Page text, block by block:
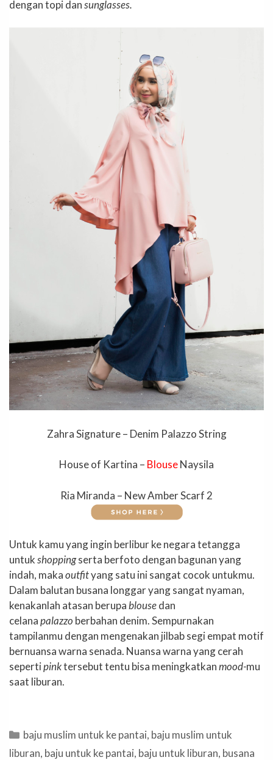
dengan topi dansunglasses.
Zahra Signature – Denim Palazzo String
House of Kartina – BlouseNaysila
Ria Miranda – New Amber Scarf 2
Untuk kamu yang ingin berlibur ke negara tetangga
untukshoppingserta berfoto dengan bagunan yang
indah, makaoutfityang satu ini sangat cocok untukmu.
Dalam balutan busana longgar yang sangat nyaman,
kenakanlah atasan berupablousedan
celanapalazzo berbahan denim. Sempurnakan
tampilanmu dengan mengenakan jilbab segi empat motif
bernuansa warna senada. Nuansa warna yang cerah
sepertipinktersebut tentu bisa meningkatkanmood-mu
saat liburan.
Categories
baju muslim untuk ke pantai, baju muslim untuk
liburan, baju untuk ke pantai, baju untuk liburan, busana